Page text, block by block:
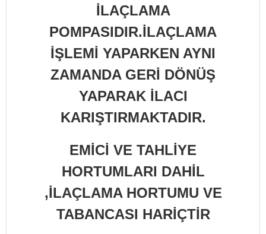
İLAÇLAMA
POMPASIDIR.İLAÇLAMA
İŞLEMİ YAPARKEN AYNI
ZAMANDA GERİ DÖNÜŞ
YAPARAK İLACI
KARIŞTIRMAKTADIR.
EMİCİ VE TAHLİYE
HORTUMLARI DAHİL
,İLAÇLAMA HORTUMU VE
TABANCASI HARİÇTİR